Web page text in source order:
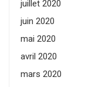
juillet 2020
juin 2020
mai 2020
avril 2020
mars 2020